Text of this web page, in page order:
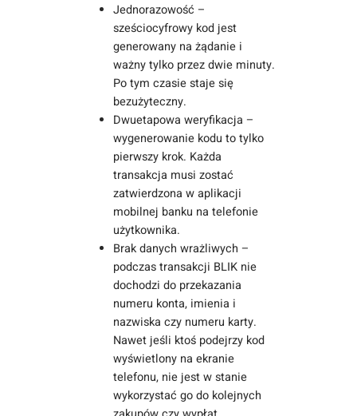
Jednorazowość –
sześciocyfrowy kod jest
generowany na żądanie i
ważny tylko przez dwie minuty.
Po tym czasie staje się
bezużyteczny.
Dwuetapowa weryfikacja –
wygenerowanie kodu to tylko
pierwszy krok. Każda
transakcja musi zostać
zatwierdzona w aplikacji
mobilnej banku na telefonie
użytkownika.
Brak danych wrażliwych –
podczas transakcji BLIK nie
dochodzi do przekazania
numeru konta, imienia i
nazwiska czy numeru karty.
Nawet jeśli ktoś podejrzy kod
wyświetlony na ekranie
telefonu, nie jest w stanie
wykorzystać go do kolejnych